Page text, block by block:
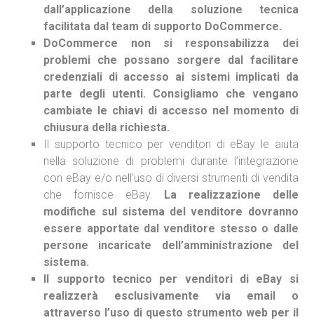
dall’applicazione della soluzione tecnica
facilitata dal team di supporto DoCommerce.
DoCommerce non si responsabilizza dei
problemi che possano sorgere dal facilitare
credenziali di accesso ai sistemi implicati da
parte degli utenti. Consigliamo che vengano
cambiate le chiavi di accesso nel momento di
chiusura della richiesta.
Il supporto tecnico per venditori di eBay le aiuta
nella soluzione di problemi durante l’integrazione
con eBay e/o nell’uso di diversi strumenti di vendita
che fornisce eBay. La realizzazione delle
modifiche sul sistema del venditore dovranno
essere apportate dal venditore stesso o dalle
persone incaricate dell’amministrazione del
sistema.
Il supporto tecnico per venditori di eBay si
realizzerà esclusivamente via email o
attraverso l’uso di questo strumento web per il